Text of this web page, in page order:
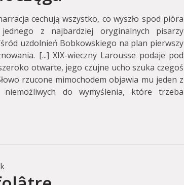
cechują wszystko, co wyszło spod pióra
z najbardziej oryginalnych pisarzy
uzdolnień Bobkowskiego na plan pierwszy
[...] XIX-wieczny Larousse podaje pod
otwarte, jego czujne ucho szuka czegoś
rzucone mimochodem objawia mu jeden z
do wymyślenia, które trzeba